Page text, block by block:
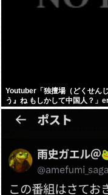
Youtuber「独擅場（どくせん
う』ね もしかして中国人？」